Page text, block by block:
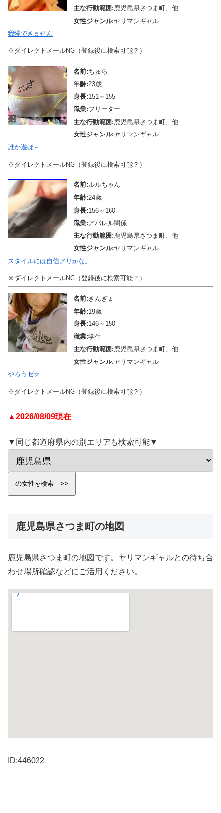
主な行動範囲:鹿児島県さつま町、他
女性ジャンル:ヤリマンギャル
我慢できません
※ダイレクトメールNG（登録後に検索可能？）
名前:ちゅら
年齢:23歳
身長:151～155
職業:フリーター
主な行動範囲: 鹿児島県さつま町、他
女性ジャンル:ヤリマンギャル
誰か遊ぼ～
※ダイレクトメールNG（登録後に検索可能？）
名前:ルルちゃん
年齢:24歳
身長:156～160
職業:アパレル関係
主な行動範囲: 鹿児島県さつま町、他
女性ジャンル:ヤリマンギャル
スタイルには自信アリかな。
※ダイレクトメールNG（登録後に検索可能？）
名前: きんぎょ
年齢:19歳
身長:146～150
職業:学生
主な行動範囲:鹿児島県さつま町、他
女性ジャンル:ヤリマンギャル
やろうゼ☆
※ダイレクトメールNG（登録後に検索可能？）
▲2026/08/09現在
▼同じ都道府県内の別エリアも検索可能▼
鹿児島県さつま町の地図
鹿児島県さつま町の地図です。ヤリマンギャルとの待ち合
わせ場所確認などにご活用ください。
ID:446022